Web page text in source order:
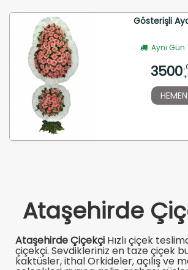
Gösterişli
Aynı Gün
3500
Ataşehirde
Ataşehirde Çiçekçi Hızlı çiçek
çiçekçi. Sevdikleriniz en taze çiçek
kaktüsler, ithal Orkideler, açılış ve